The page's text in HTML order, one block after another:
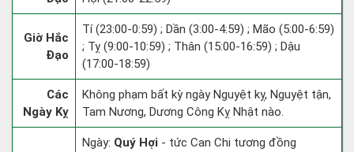
Giờ Hắc
Đạo
Tí (23:00-0:59) ; Dần (3:00-4:59) ; Mão (5:00-6:59)
; Tỵ (9:00-10:59) ; Thân (15:00-16:59) ; Dậu
(17:00-18:59)
Các
Ngày Kỵ
Không phạm bất kỳ ngày Nguyệt kỵ, Nguyệt tận,
Tam Nương, Dương Công Kỵ Nhật nào.
Ngày: Quý Hợi - tức Can Chi tương đồng